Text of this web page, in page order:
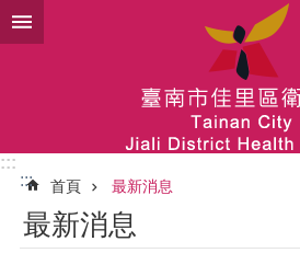
跳到主要內容區塊
:::
:::
首頁 最新消息
最新消息